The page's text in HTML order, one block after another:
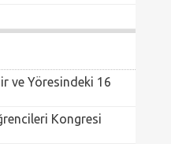
ve Yöresindeki 16
Kongresi